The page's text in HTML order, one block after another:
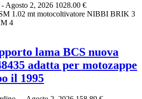
- Agosto 2, 2026 1028.00 €
1.02 mt motocoltivatore NIBBI BRIK 3
4
lama BCS nuova
adatta per motozappe
il 1995